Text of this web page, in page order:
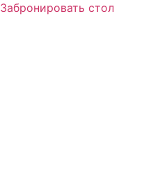
Забронировать стол